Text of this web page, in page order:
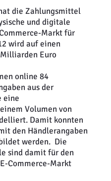
die Zahlungsmittel
und digitale
Markt für
wird auf einen
Euro
online 84
aus der
eine
Volumen von
Damit konnten
den Händlerangaben
werden. Die
sind damit für den
Commerce-Markt